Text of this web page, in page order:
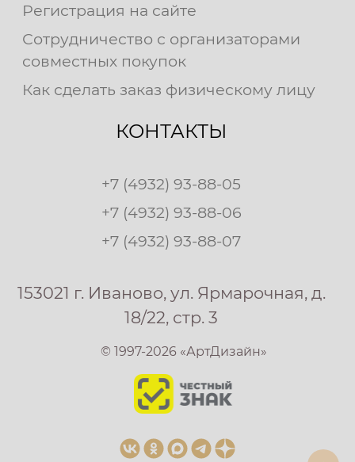
Регистрация на сайте
Сотрудничество с организаторами
совместных покупок
Как сделать заказ физическому лицу
КОНТАКТЫ
+7 (4932) 93-88-05
+7 (4932) 93-88-06
+7 (4932) 93-88-07
153021 г. Иваново, ул. Ярмарочная, д.
18/22, стр. 3
© 1997-2026 «АртДизайн»